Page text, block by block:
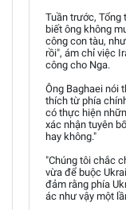
Tuần trước, Tổng
biết ông không
công con tàu,
rồi", ám chỉ việc
công cho Nga.
Ông Baghaei nói
thích từ phía
có thực hiện
xác nhận tuyên
hay không."
"Chúng tôi chắc
vừa để buộc
đảm rằng phía
ác như vậy một